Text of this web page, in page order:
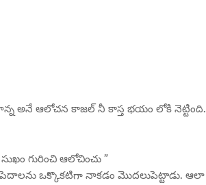
అనే ఆలోచన కాజల్ నీ కాస్త భయం లోకి నెట్టింది.
గురించి ఆలోచించు ”
ఒక్కొకటిగా నాకడం మొదలుపెట్టాడు. ఆలా